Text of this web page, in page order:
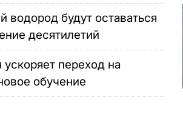
водород будут оставаться
десятилетий
ускоряет переход на
обучение